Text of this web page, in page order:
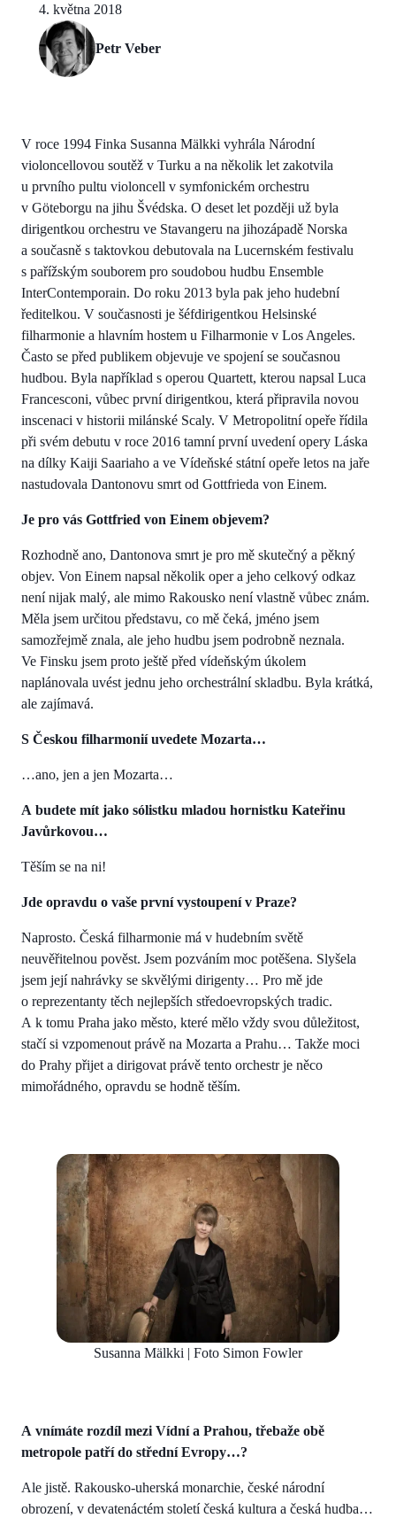
4. května 2018
Petr Veber
V roce 1994 Finka Susanna Mälkki vyhrála Národní
violoncellovou soutěž v Turku a na několik let zakotvila
u prvního pultu violoncell v symfonickém orchestru
v Göteborgu na jihu Švédska. O deset let později už byla
dirigentkou orchestru ve Stavangeru na jihozápadě Norska
a současně s taktovkou debutovala na Lucernském festivalu
s pařížským souborem pro soudobou hudbu Ensemble
InterContemporain. Do roku 2013 byla pak jeho hudební
ředitelkou. V současnosti je šéfdirigentkou Helsinské
filharmonie a hlavním hostem u Filharmonie v Los Angeles.
Často se před publikem objevuje ve spojení se současnou
hudbou. Byla například s operou Quartett, kterou napsal Luca
Francesconi, vůbec první dirigentkou, která připravila novou
inscenaci v historii milánské Scaly. V Metropolitní opeře řídila
při svém debutu v roce 2016 tamní první uvedení opery Láska
na dílky Kaiji Saariaho a ve Vídeňské státní opeře letos na jaře
nastudovala Dantonovu smrt od Gottfrieda von Einem.
Je pro vás Gottfried von Einem objevem?
Rozhodně ano, Dantonova smrt je pro mě skutečný a pěkný
objev. Von Einem napsal několik oper a jeho celkový odkaz
není nijak malý, ale mimo Rakousko není vlastně vůbec znám.
Měla jsem určitou představu, co mě čeká, jméno jsem
samozřejmě znala, ale jeho hudbu jsem podrobně neznala.
Ve Finsku jsem proto ještě před vídeňským úkolem
naplánovala uvést jednu jeho orchestrální skladbu. Byla krátká,
ale zajímavá.
S Českou filharmonií uvedete Mozarta…
…ano, jen a jen Mozarta…
A budete mít jako sólistku mladou hornistku Kateřinu
Javůrkovou…
Těším se na ni!
Jde opravdu o vaše první vystoupení v Praze?
Naprosto. Česká filharmonie má v hudebním světě
neuvěřitelnou pověst. Jsem pozváním moc potěšena. Slyšela
jsem její nahrávky se skvělými dirigenty… Pro mě jde
o reprezentanty těch nejlepších středoevropských tradic.
A k tomu Praha jako město, které mělo vždy svou důležitost,
stačí si vzpomenout právě na Mozarta a Prahu… Takže moci
do Prahy přijet a dirigovat právě tento orchestr je něco
mimořádného, opravdu se hodně těším.
Susanna Mälkki | Foto Simon Fowler
A vnímáte rozdíl mezi Vídní a Prahou, třebaže obě
metropole patří do střední Evropy…?
Ale jistě. Rakousko-uherská monarchie, české národní
obrození, v devatenáctém století česká kultura a česká hudba…